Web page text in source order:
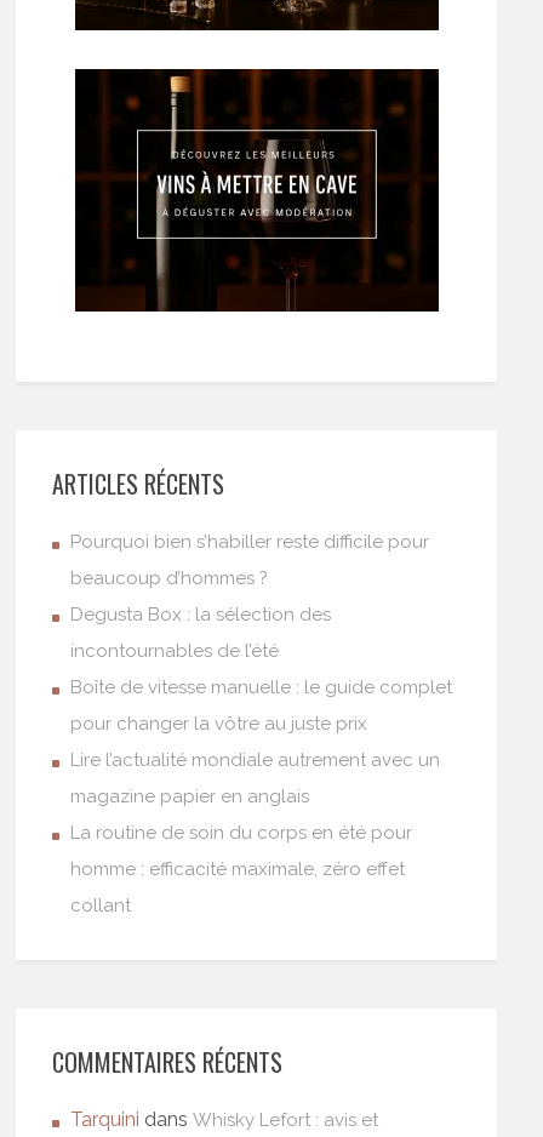
ARTICLES RÉCENTS
Pourquoi bien s’habiller reste difficile pour
beaucoup d’hommes ?
Degusta Box : la sélection des
incontournables de l’été
Boîte de vitesse manuelle : le guide complet
pour changer la vôtre au juste prix
Lire l’actualité mondiale autrement avec un
magazine papier en anglais
La routine de soin du corps en été pour
homme : efficacité maximale, zéro effet
collant
COMMENTAIRES RÉCENTS
Tarquini dansWhisky Lefort : avis et